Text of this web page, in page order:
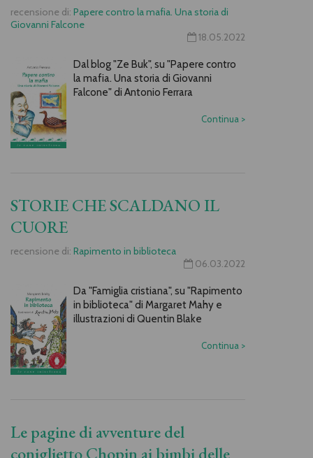
recensione di: Papere contro la mafia. Una storia di
Giovanni Falcone
18.05.2022
Dal blog "Ze Buk", su "Papere contro
la mafia. Una storia di Giovanni
Falcone" di Antonio Ferrara
Continua >
STORIE CHE SCALDANO IL
CUORE
recensione di: Rapimento in biblioteca
06.03.2022
Da "Famiglia cristiana", su "Rapimento
in biblioteca" di Margaret Mahy e
illustrazioni di Quentin Blake
Continua >
Le pagine di avventure del
coniglietto Chopin ai bimbi delle